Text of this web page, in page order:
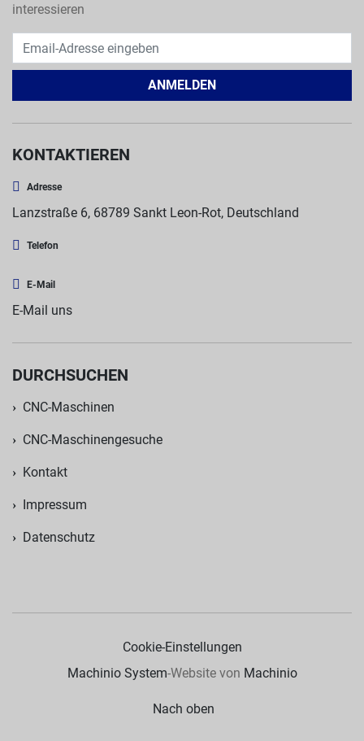
interessieren
ANMELDEN
KONTAKTIEREN
Adresse
Lanzstraße 6, 68789 Sankt Leon-Rot, Deutschland
Telefon
E-Mail
E-Mail uns
DURCHSUCHEN
CNC-Maschinen
CNC-Maschinengesuche
Kontakt
Impressum
Datenschutz
Cookie-Einstellungen
Machinio System-Website von Machinio
Nach oben